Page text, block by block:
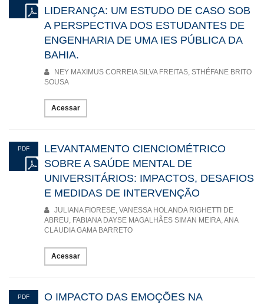
LIDERANÇA: UM ESTUDO DE CASO SOB
A PERSPECTIVA DOS ESTUDANTES DE
ENGENHARIA DE UMA IES PÚBLICA DA
BAHIA.
NEY MAXIMUS CORREIA SILVA FREITAS, STHÉFANE BRITO
SOUSA
Acessar
PDF
LEVANTAMENTO CIENCIOMÉTRICO
SOBRE A SAÚDE MENTAL DE
UNIVERSITÁRIOS: IMPACTOS, DESAFIOS
E MEDIDAS DE INTERVENÇÃO
JULIANA FIORESE, VANESSA HOLANDA RIGHETTI DE
ABREU, FABIANA DAYSE MAGALHÃES SIMAN MEIRA, ANA
CLAUDIA GAMA BARRETO
Acessar
PDF
O IMPACTO DAS EMOÇÕES NA